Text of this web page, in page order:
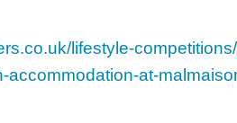
lifestyle-
accommodation-at-